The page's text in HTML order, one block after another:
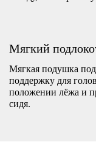
Мягкий
Мягкая подушка
поддержку для
положении лёжа и
сидя.